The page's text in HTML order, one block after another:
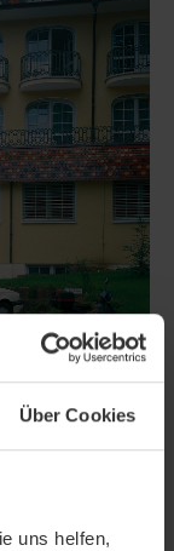
Über Cookies
uns helfen,